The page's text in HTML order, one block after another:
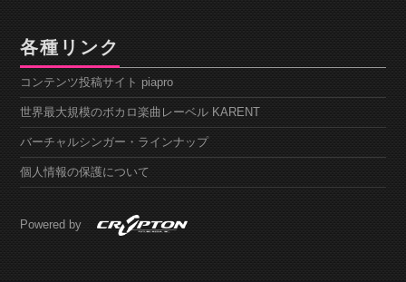
各種リンク
コンテンツ投稿サイト piapro
世界最大規模のボカロ楽曲レーベル KARENT
バーチャルシンガー・ラインナップ
個人情報の保護について
Powered by